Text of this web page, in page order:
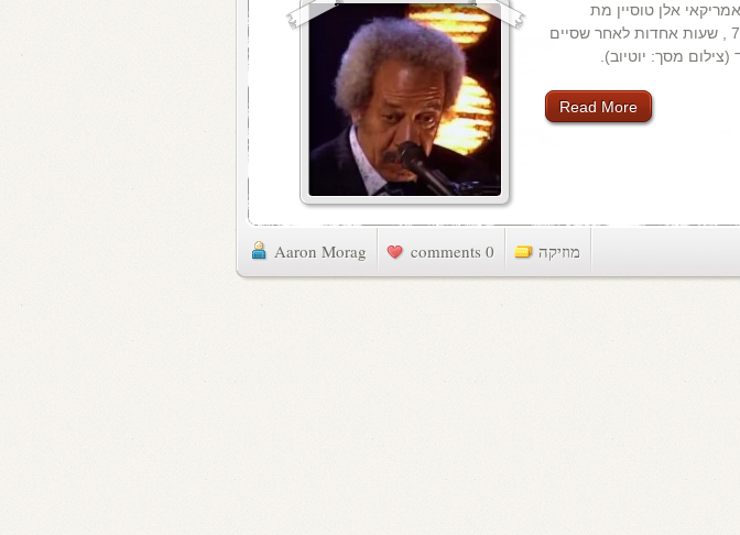
אלן טוסיין מת
אתמול, בגיל 77 , שעות אחדות לאחר שסיים
מסך: יוטיוב).
Read More
Aaron Morag 0 comments מוזיקה